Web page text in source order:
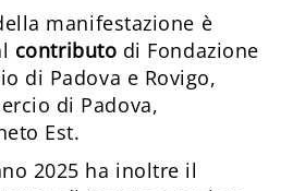
manifestazione è
contributo di Fondazione
di Padova e Rovigo,
di Padova,
Est.
2025 ha inoltre il